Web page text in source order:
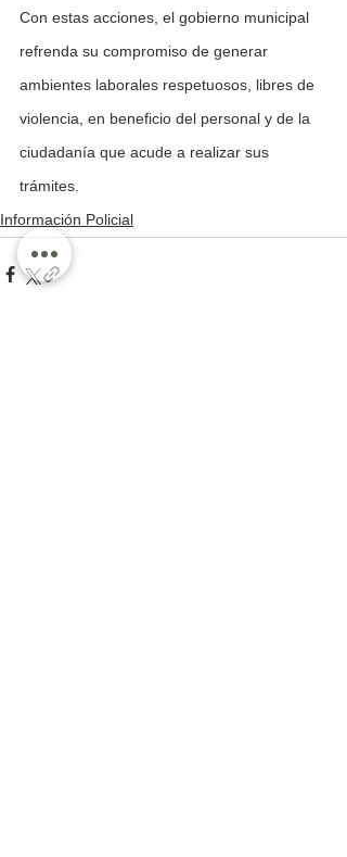
Con estas acciones, el gobierno municipal
refrenda su compromiso de generar
ambientes laborales respetuosos, libres de
violencia, en beneficio del personal y de la
ciudadanía que acude a realizar sus
trámites.
Información Policial